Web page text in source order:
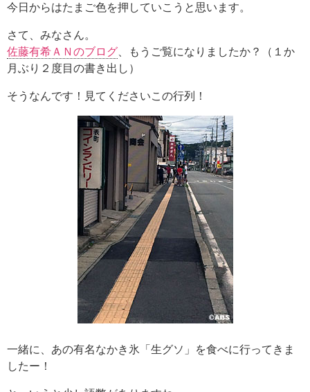
今日からはたまご色を押していこうと思います。
さて、みなさん。
佐藤有希ＡＮのブログ、もうご覧になりましたか？（１か
月ぶり２度目の書き出し）
そうなんです！見てくださいこの行列！
一緒に、あの有名なかき氷「生グソ」を食べに行ってきま
したー！